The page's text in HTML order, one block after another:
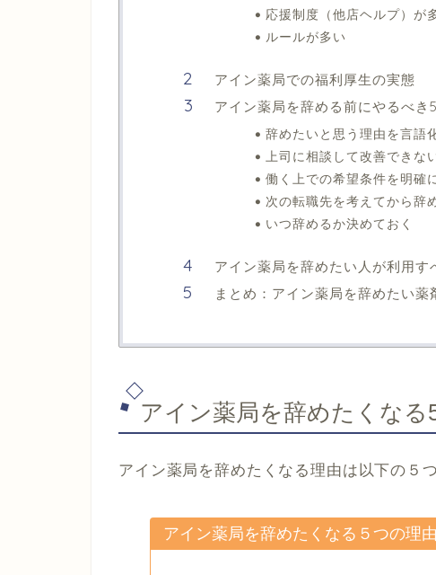
応援制度（他店ヘルプ）が
ルールが多い
アイン薬局での福利厚生の実態
アイン薬局を辞める前にやるべき
辞めたいと思う理由を言語
上司に相談して改善できな
働く上での希望条件を明確
次の転職先を考えてから辞
いつ辞めるか決めておく
アイン薬局を辞めたい人が利用す
まとめ：アイン薬局を辞めたい薬
アイン薬局を辞めたくなる
アイン薬局を辞めたくなる理由は以下の５つ
アイン薬局を辞めたくなる５つの理由